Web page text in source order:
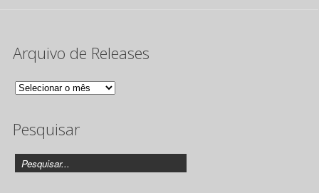
Arquivo de Releases
Arquivo
Releases
Pesquisar